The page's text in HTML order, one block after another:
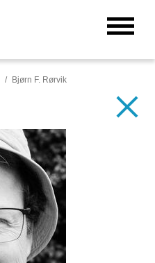
Bjørn F. Rørvik